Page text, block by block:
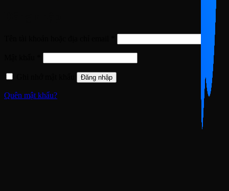
buộc
buộc
Đăng nhập
Quên mật khẩu?